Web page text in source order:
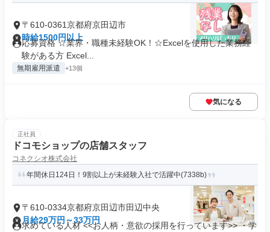
〒610-0361京都府京田辺市
時給1500円以上
応募資格 ☆業界・職種未経験OK！☆Excelを使用した業務経
験がある方 Excel...
無期雇用派遣 +13個
気になる
正社員
ドコモショップの店舗スタッフ
コネクシオ株式会社
年間休日124日！9割以上が未経験入社で活躍中(7338b)
〒610-0334京都府京田辺市田辺中央
月給29万円～33万円
求めている人材 <<お人柄・意欲の採用を行っています>> ・学